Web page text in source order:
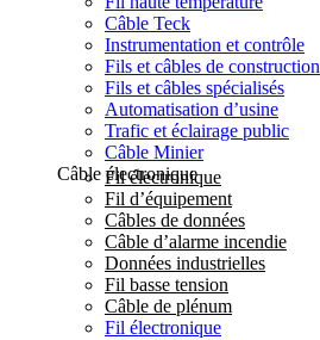
Câble Teck
Instrumentation et contrôle
Fils et câbles de construction
Fils et câbles spécialisés
Automatisation d’usine
Trafic et éclairage public
Câble Minier
Câble électronique
Fil électronique
Fil d’équipement
Câbles de données
Câble d’alarme incendie
Données industrielles
Fil basse tension
Câble de plénum
Fil électronique